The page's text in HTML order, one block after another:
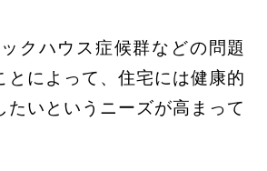
クハウス症候群などの問題
とによって、住宅には健康的
たいというニーズが高まって